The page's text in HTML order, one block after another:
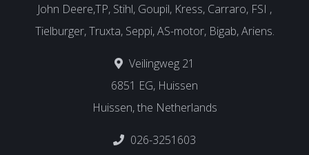
John Deere,TP, Stihl, Goupil, Kress, Carraro, FSI ,
Tielburger, Truxta, Seppi, AS-motor, Bigab, Ariens.
Veilingweg 21
6851 EG, Huissen
Huissen, the Netherlands
026-3251603